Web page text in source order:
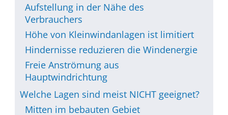
Aufstellung in der Nähe des
Verbrauchers
Höhe von Kleinwindanlagen ist limitiert
Hindernisse reduzieren die Windenergie
Freie Anströmung aus
Hauptwindrichtung
Welche Lagen sind meist NICHT geeignet?
Mitten im bebauten Gebiet